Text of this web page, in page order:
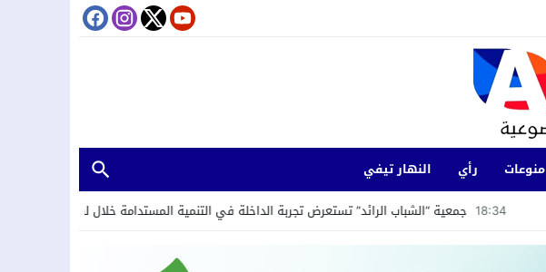
منوعات رأي
النهار تيفي
جمعية “الشباب الرائد” تستعرض تجربة الداخلة في التنمية المستدامة خلال لقاء حول العمل المناخي والحوكمة